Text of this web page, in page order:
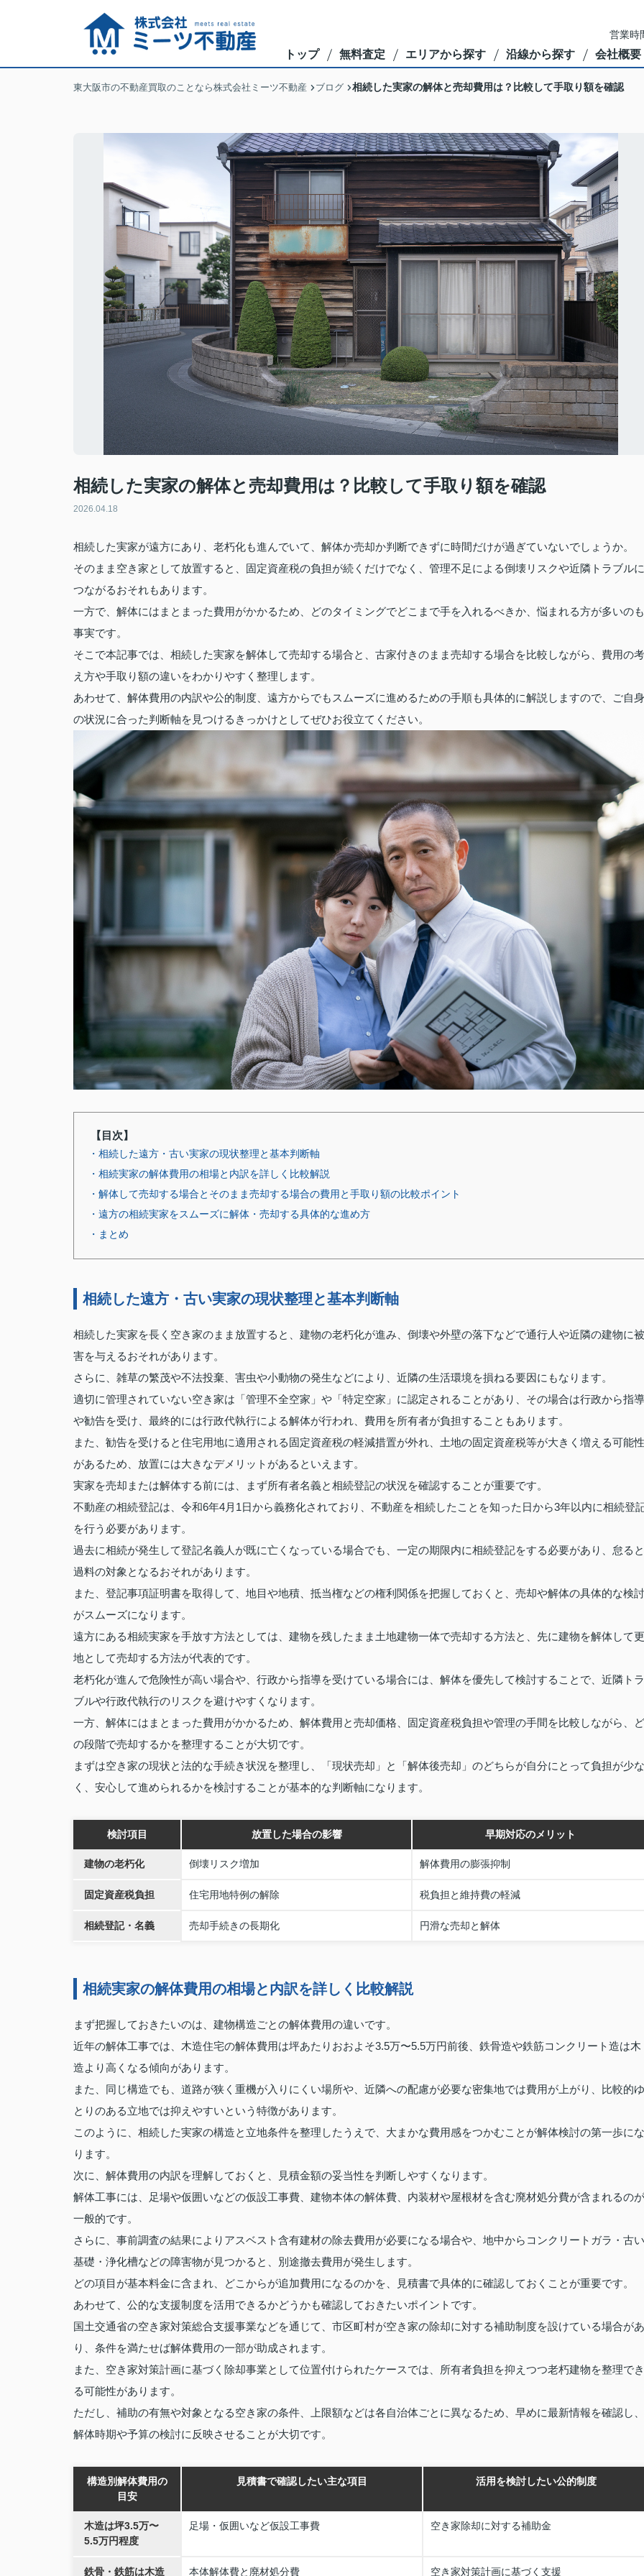
営業
トップ 無料査定 エリアから探す 沿線から探す 会社概要
東大阪市の不動産買取のことなら株式会社ミーツ不動産 ブログ 相続した実家の解体と売却費用は？比較して手取り額を確認
相続した実家の解体と売却費用は？比較して手取り額を確認
2026.04.18
相続した実家が遠方にあり、老朽化も進んでいて、解体か売却か判断できずに時間だけが過ぎていないでしょうか。
そのまま空き家として放置すると、固定資産税の負担が続くだけでなく、管理不足による倒壊リスクや近隣トラブルに
つながるおそれもあります。
一方で、解体にはまとまった費用がかかるため、どのタイミングでどこまで手を入れるべきか、悩まれる方が多いのも
事実です。
そこで本記事では、相続した実家を解体して売却する場合と、古家付きのまま売却する場合を比較しながら、費用の考
え方や手取り額の違いをわかりやすく整理します。
あわせて、解体費用の内訳や公的制度、遠方からでもスムーズに進めるための手順も具体的に解説しますので、ご自身
の状況に合った判断軸を見つけるきっかけとしてぜひお役立てください。
【目次】
・相続した遠方・古い実家の現状整理と基本判断軸
・相続実家の解体費用の相場と内訳を詳しく比較解説
・解体して売却する場合とそのまま売却する場合の費用と手取り額の比較ポイント
・遠方の相続実家をスムーズに解体・売却する具体的な進め方
・まとめ
相続した遠方・古い実家の現状整理と基本判断軸
相続した実家を長く空き家のまま放置すると、建物の老朽化が進み、倒壊や外壁の落下などで通行人や近隣の建物に被
害を与えるおそれがあります。
さらに、雑草の繁茂や不法投棄、害虫や小動物の発生などにより、近隣の生活環境を損ねる要因にもなります。
適切に管理されていない空き家は「管理不全空家」や「特定空家」に認定されることがあり、その場合は行政から指導
や勧告を受け、最終的には行政代執行による解体が行われ、費用を所有者が負担することもあります。
また、勧告を受けると住宅用地に適用される固定資産税の軽減措置が外れ、土地の固定資産税等が大きく増える可能性
があるため、放置には大きなデメリットがあるといえます。
実家を売却または解体する前には、まず所有者名義と相続登記の状況を確認することが重要です。
不動産の相続登記は、令和6年4月1日から義務化されており、不動産を相続したことを知った日から3年以内に相続登
を行う必要があります。
過去に相続が発生して登記名義人が既に亡くなっている場合でも、一定の期限内に相続登記をする必要があり、怠ると
過料の対象となるおそれがあります。
また、登記事項証明書を取得して、地目や地積、抵当権などの権利関係を把握しておくと、売却や解体の具体的な検討
がスムーズになります。
遠方にある相続実家を手放す方法としては、建物を残したまま土地建物一体で売却する方法と、先に建物を解体して更
地として売却する方法が代表的です。
老朽化が進んで危険性が高い場合や、行政から指導を受けている場合には、解体を優先して検討することで、近隣トラ
ブルや行政代執行のリスクを避けやすくなります。
一方、解体にはまとまった費用がかかるため、解体費用と売却価格、固定資産税負担や管理の手間を比較しながら、ど
の段階で売却するかを整理することが大切です。
まずは空き家の現状と法的な手続き状況を整理し、「現状売却」と「解体後売却」のどちらが自分にとって負担が少な
く、安心して進められるかを検討することが基本的な判断軸になります。
検討項目 放置した場合の影響 早期対応のメリット
建物の老朽化 倒壊リスク増加 解体費用の膨張抑制
固定資産税負担 住宅用地特例の解除 税負担と維持費の軽減
相続登記・名義 売却手続きの長期化 円滑な売却と解体
相続実家の解体費用の相場と内訳を詳しく比較解説
まず把握しておきたいのは、建物構造ごとの解体費用の違いです。
近年の解体工事では、木造住宅の解体費用は坪あたりおおよそ3.5万〜5.5万円前後、鉄骨造や鉄筋コンクリート造は木
造より高くなる傾向があります。
また、同じ構造でも、道路が狭く重機が入りにくい場所や、近隣への配慮が必要な密集地では費用が上がり、比較的ゆ
とりのある立地では抑えやすいという特徴があります。
このように、相続した実家の構造と立地条件を整理したうえで、大まかな費用感をつかむことが解体検討の第一歩にな
ります。
次に、解体費用の内訳を理解しておくと、見積金額の妥当性を判断しやすくなります。
解体工事には、足場や仮囲いなどの仮設工事費、建物本体の解体費、内装材や屋根材を含む廃材処分費が含まれるのが
一般的です。
さらに、事前調査の結果によりアスベスト含有建材の除去費用が必要になる場合や、地中からコンクリートガラ・古い
基礎・浄化槽などの障害物が見つかると、別途撤去費用が発生します。
どの項目が基本料金に含まれ、どこからが追加費用になるのかを、見積書で具体的に確認しておくことが重要です。
あわせて、公的な支援制度を活用できるかどうかも確認しておきたいポイントです。
国土交通省の空き家対策総合支援事業などを通じて、市区町村が空き家の除却に対する補助制度を設けている場合があ
り、条件を満たせば解体費用の一部が助成されます。
また、空き家対策計画に基づく除却事業として位置付けられたケースでは、所有者負担を抑えつつ老朽建物を整理でき
る可能性があります。
ただし、補助の有無や対象となる空き家の条件、上限額などは各自治体ごとに異なるため、早めに最新情報を確認し、
解体時期や予算の検討に反映させることが大切です。
構造別解体費用の
目安
見積書で確認したい主な項目 活用を検討したい公的制度
木造は坪3.5万〜
5.5万円程度
足場・仮囲いなど仮設工事費 空き家除却に対する補助金
鉄骨・鉄筋は木造 本体解体費と廃材処分費 空き家対策計画に基づく支援